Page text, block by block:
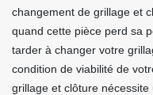
changement de grillage et
quand cette pièce perd sa
tarder à changer votre
condition de viabilité de
grillage et clôture nécessite